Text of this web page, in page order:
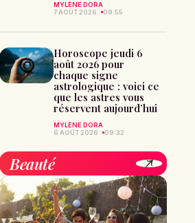
MYLÈNE DORA
7 AOÛT 2026
09:55
Horoscope jeudi 6
août 2026 pour
chaque signe
astrologique : voici ce
que les astres vous
réservent aujourd’hui
MYLÈNE DORA
6 AOÛT 2026
09:32
Beauté